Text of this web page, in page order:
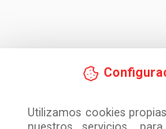
Utilizamos cookies